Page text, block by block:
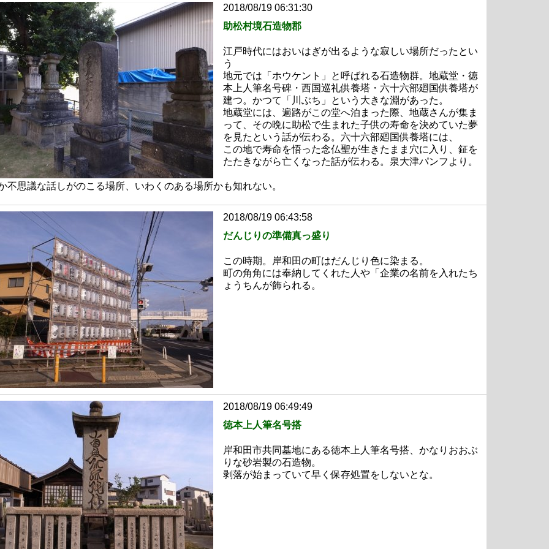
2018/08/19 06:31:30
助松村境石造物郡
江戸時代にはおいはぎが出るような寂しい場所だったとい
う
地元では「ホウケント」と呼ばれる石造物群。地蔵堂・徳
本上人筆名号碑・西国巡礼供養塔・六十六部廻国供養塔が
建つ。かつて「川ぶち」という大きな淵があった。
地蔵堂には、遍路がこの堂へ泊まった際、地蔵さんが集ま
って、その晩に助松で生まれた子供の寿命を決めていた夢
を見たという話が伝わる。六十六部廻国供養塔には、
この地で寿命を悟った念仏聖が生きたまま穴に入り、鉦を
たたきながら亡くなった話が伝わる。泉大津パンフより。
不思議な話しがのこる場所、いわくのある場所かも知れない。
2018/08/19 06:43:58
だんじりの準備真っ盛り
この時期。岸和田の町はだんじり色に染まる。
町の角角には奉納してくれた人や「企業の名前を入れたち
ょうちんが飾られる。
2018/08/19 06:49:49
徳本上人筆名号搭
岸和田市共同墓地にある徳本上人筆名号搭、かなりおおぶ
りな砂岩製の石造物。
剥落が始まっていて早く保存処置をしないとな。